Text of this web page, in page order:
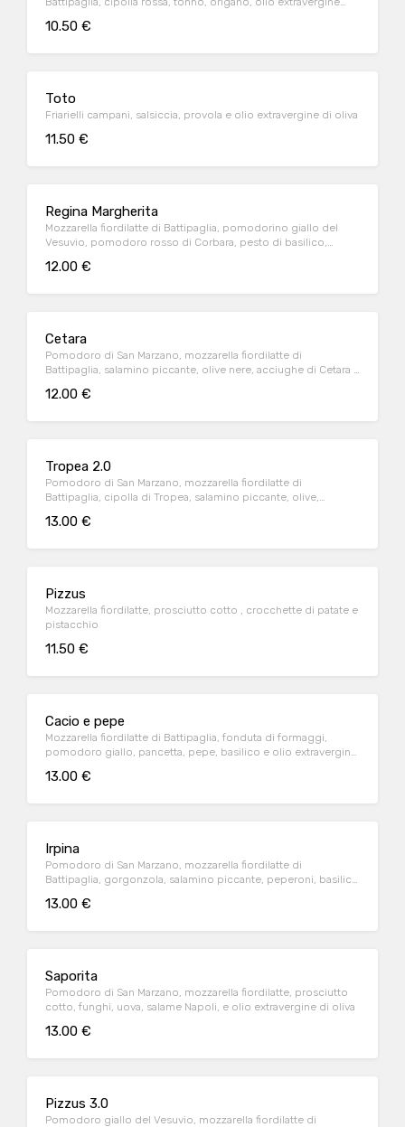
10.50 €
Toto
Friarielli campani, salsiccia, provola e olio extravergine di oliva
11.50 €
Regina Margherita
Mozzarella fiordilatte di Battipaglia, pomodorino giallo del
Vesuvio, pomodoro rosso di Corbara, pesto di basilico,
12.00 €
Cetara
Pomodoro di San Marzano, mozzarella fiordilatte di
Battipaglia, salamino piccante, olive nere, acciughe di Cetara e
12.00 €
Tropea 2.0
Pomodoro di San Marzano, mozzarella fiordilatte di
Battipaglia, cipolla di Tropea, salamino piccante, olive,
13.00 €
Pizzus
Mozzarella fiordilatte, prosciutto cotto , crocchette di patate e
pistacchio
11.50 €
Cacio e pepe
Mozzarella fiordilatte di Battipaglia, fonduta di formaggi,
pomodoro giallo, pancetta, pepe, basilico e olio extravergine
13.00 €
Irpina
Pomodoro di San Marzano, mozzarella fiordilatte di
Battipaglia, gorgonzola, salamino piccante, peperoni, basilico
13.00 €
Saporita
Pomodoro di San Marzano, mozzarella fiordilatte, prosciutto
cotto, funghi, uova, salame Napoli, e olio extravergine di oliva
13.00 €
Pizzus 3.0
Pomodoro giallo del Vesuvio, mozzarella fiordilatte di